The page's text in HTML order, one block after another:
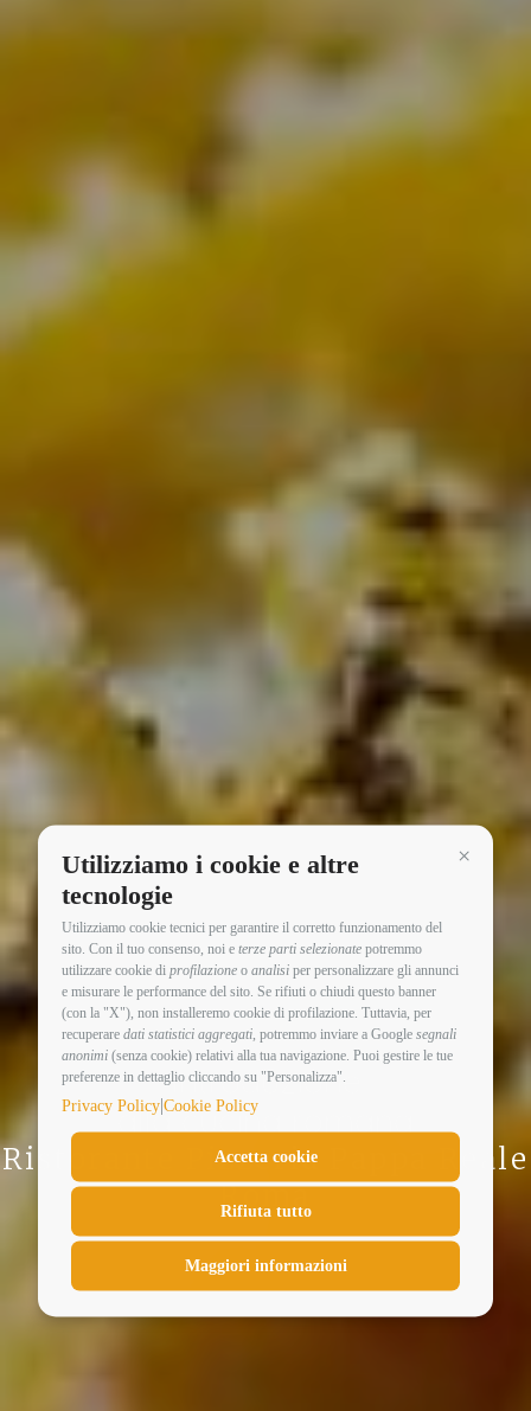
Continua
Utilizziamo i cookie e altre
tecnologie
Utilizziamo cookie tecnici per garantire il corretto funzionamento del
sito. Con il tuo consenso, noi e terze parti selezionate potremmo
utilizzare cookie di profilazione o analisi per personalizzare gli annunci
e misurare le performance del sito. Se rifiuti o chiudi questo banner
(con la "X"), non installeremo cookie di profilazione. Tuttavia, per
recuperare dati statistici aggregati , potremmo inviare a Google segnali
anonimi (senza cookie) relativi alla tua navigazione. Puoi gestire le tue
preferenze in dettaglio cliccando su "Personalizza".
Privacy Policy|Cookie Policy
Accetta cookie
Rifiuta tutto
Maggiori informazioni
Introduzione
alla cucina romana
Ristorante Pizzeria Pappa Reale
Roma